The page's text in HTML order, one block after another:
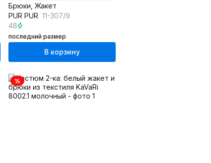
Брюки, Жакет
PUR PUR 11-307/9
48
последний размер
В корзину
%